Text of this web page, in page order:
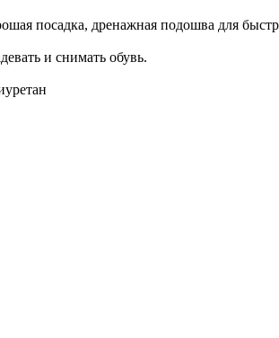
посадка, дренажная подошва для
и снимать обувь.